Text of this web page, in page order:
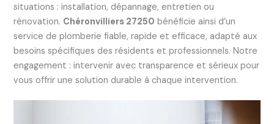
situations : installation, dépannage, entretien ou
rénovation. Chéronvilliers 27250 bénéficie ainsi d’un
service de plomberie fiable, rapide et efficace, adapté aux
besoins spécifiques des résidents et professionnels. Notre
engagement : intervenir avec transparence et sérieux pour
vous offrir une solution durable à chaque intervention.